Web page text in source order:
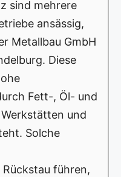
sind mehrere
ansässig,
Metallbau GmbH
Diese
Fett-, Öl- und
und
Solche
führen,